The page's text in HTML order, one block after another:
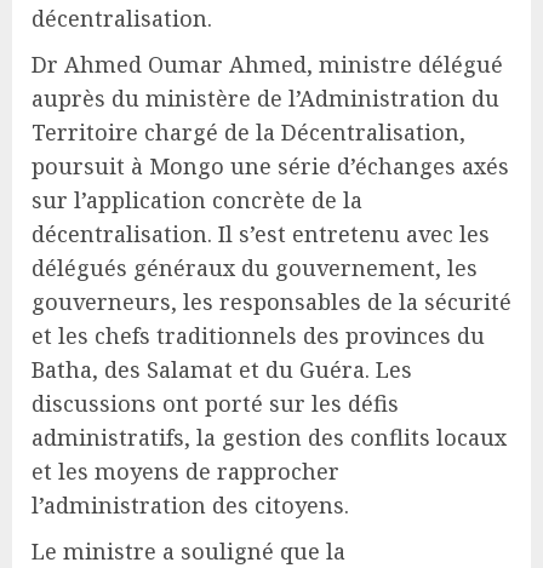
décentralisation.
Dr Ahmed Oumar Ahmed, ministre délégué
auprès du ministère de l’Administration du
Territoire chargé de la Décentralisation,
poursuit à Mongo une série d’échanges axés
sur l’application concrète de la
décentralisation. Il s’est entretenu avec les
délégués généraux du gouvernement, les
gouverneurs, les responsables de la sécurité
et les chefs traditionnels des provinces du
Batha, des Salamat et du Guéra. Les
discussions ont porté sur les défis
administratifs, la gestion des conflits locaux
et les moyens de rapprocher
l’administration des citoyens.
Le ministre a souligné que la